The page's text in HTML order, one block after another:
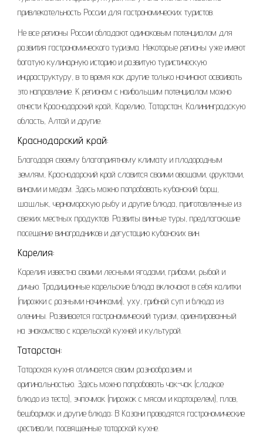
привлекательность России для гастрономических туристов.
Не все регионы России обладают одинаковым потенциалом для
развития гастрономического туризма. Некоторые регионы уже имеют
богатую кулинарную историю и развитую туристическую
инфраструктуру, в то время как другие только начинают осваивать
это направление. К регионам с наибольшим потенциалом можно
отнести Краснодарский край, Карелию, Татарстан, Калининградскую
область, Алтай и другие.
Краснодарский край:
Благодаря своему благоприятному климату и плодородным
землям, Краснодарский край славится своими овощами, фруктами,
винами и медом. Здесь можно попробовать кубанский борщ,
шашлык, черноморскую рыбу и другие блюда, приготовленные из
свежих местных продуктов. Развиты винные туры, предлагающие
посещение виноградников и дегустацию кубанских вин.
Карелия:
Карелия известна своими лесными ягодами, грибами, рыбой и
дичью. Традиционные карельские блюда включают в себя калитки
(пирожки с разными начинками), уху, грибной суп и блюда из
оленины. Развивается гастрономический туризм, ориентированный
на знакомство с карельской кухней и культурой.
Татарстан:
Татарская кухня отличается своим разнообразием и
оригинальностью. Здесь можно попробовать чак-чак (сладкое
блюдо из теста), эчпочмак (пирожок с мясом и картофелем), плов,
бешбармак и другие блюда; В Казани проводятся гастрономические
фестивали, посвященные татарской кухне.